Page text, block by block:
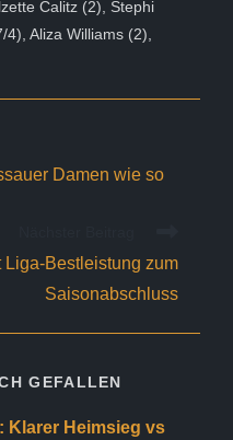
Calitz (2), Stephi
Aliza Williams (2),
Damen wie so
Liga-Bestleistung zum
Saisonabschluss
GEFALLEN
Klarer Heimsieg vs